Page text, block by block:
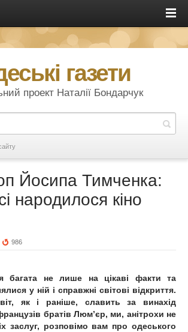
газети
проект Наталії Бондарчук
Йосипа Тимченка:
народилося кіно
986
багата не лише на цікаві факти та
у ній і справжні світові відкриття.
як і раніше, славить за винахід
братів Люм’єр, ми, анітрохи не
заслуг, розповімо вам про одеського